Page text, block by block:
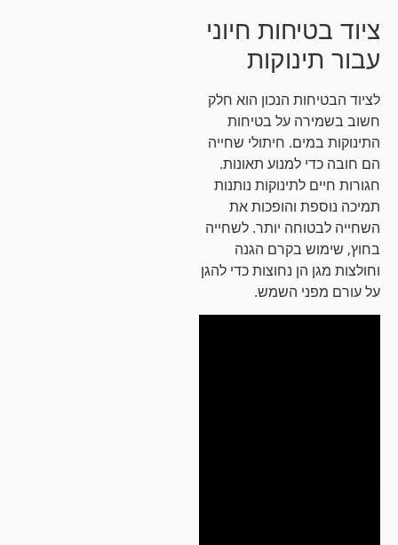
ציוד בטיחות חיוני
עבור תינוקות
לציוד הבטיחות הנכון הוא חלק
חשוב בשמירה על בטיחות
התינוקות במים. חיתולי שחייה
הם חובה כדי למנוע תאונות.
חגורות חיים לתינוקות נותנות
תמיכה נוספת והופכות את
השחייה לבטוחה יותר. לשחייה
בחוץ, שימוש בקרם הגנה
וחולצות מגן הן נחוצות כדי להגן
על עורם מפני השמש.